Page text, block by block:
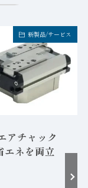
新製品/サービス
アチャック
ネを両立